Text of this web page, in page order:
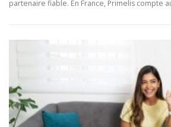
partenaire fiable. En France, Primelis compte